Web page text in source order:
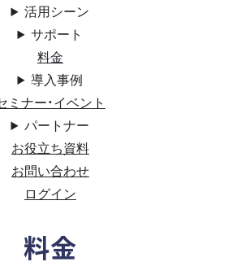
活用シーン
サポート
料金
導入事例
ミナー・イベント
パートナー
お役立ち資料
お問い合わせ
ログイン
料金